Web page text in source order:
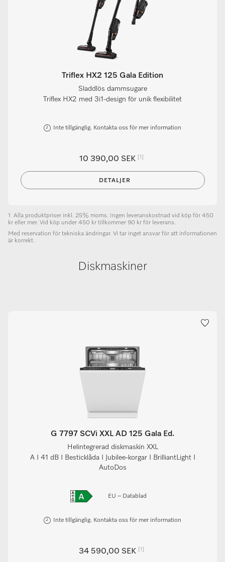
Triflex HX2 125 Gala Edition
Sladdlös dammsugare
Triflex HX2 med 3i1-design för unik flexibilitet
Inte tillgänglig. Kontakta oss för mer information
10 390,00 SEK [1]
DETALJER
1 Alla produktpriser inkl. 25% moms. Ingen leveranskostnad vid köp för 450
kr eller mer. Vid köp under 450 kr tillkommer 90 kr för leverans.
Med reservation för tekniska ändringar. Vi tar inget ansvar för att informationen
är korrekt.
Diskmaskiner
G 7797 SCVi XXL AD 125 Gala Ed.
Helintegrerad diskmaskin XXL
A I 41 dB I Besticklåda I Jubilee-korgar I BrilliantLight I
AutoDos
EU – Datablad
Inte tillgänglig. Kontakta oss för mer information
34 590,00 SEK [1]